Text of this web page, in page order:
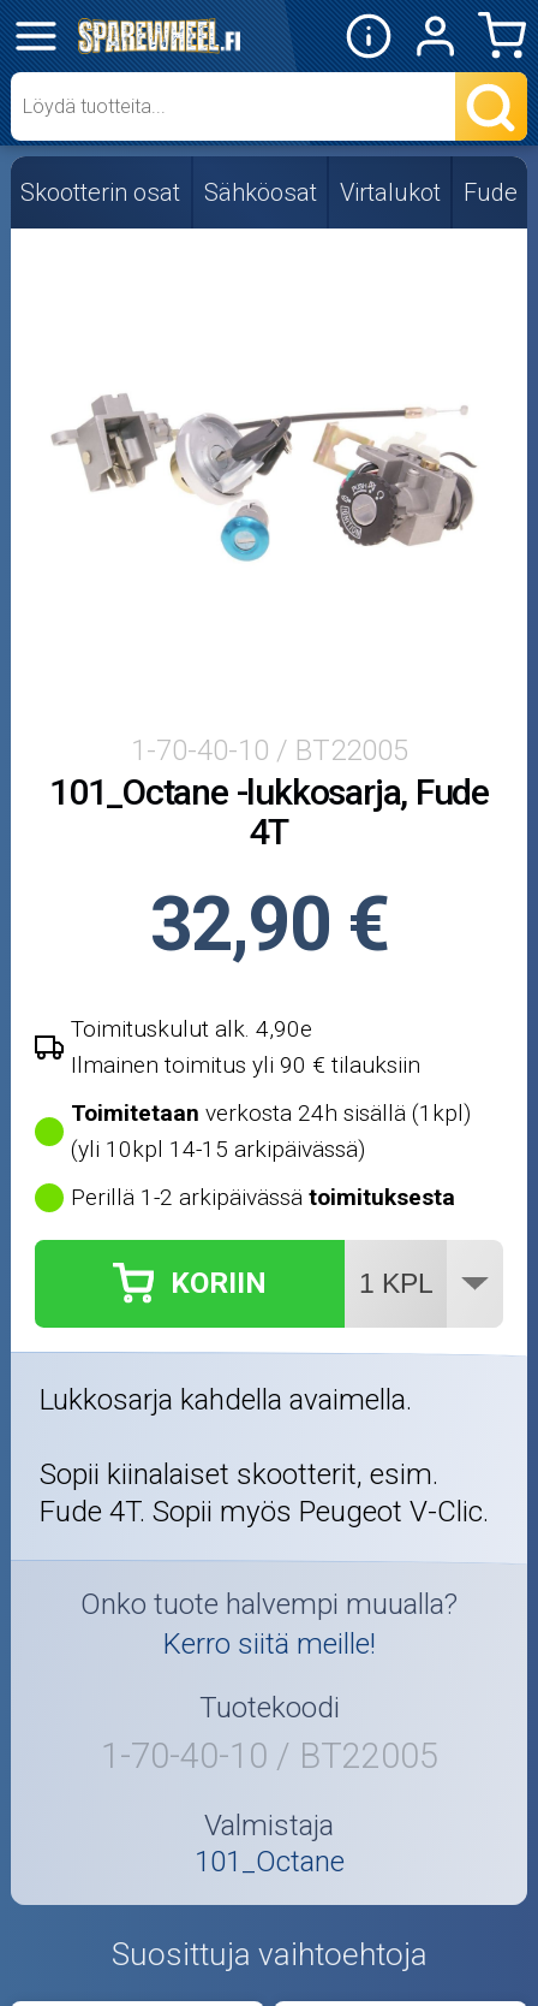
✕
Mopon osat
Skootterin osat
Crossipyörän osat
Mopoauton osat
Mönkijän osat
Puutarha ja metsä
Öljyt ja kemikaalit
Outlet-tuotteet
Skootterin osat Sähköosat Virtalukot Fude
1-70-40-10 / BT22005
101_Octane -lukkosarja, Fude
4T
32,90 €
Toimituskulut alk. 4,90e
Ilmainen toimitus yli 90 € tilauksiin
Toimitetaan verkosta 24h sisällä (1kpl)
(yli 10kpl 14-15 arkipäivässä)
Perillä 1-2 arkipäivässätoimituksesta
KORIIN
Lukkosarja kahdella avaimella.
Sopii kiinalaiset skootterit, esim.
Fude 4T. Sopii myös Peugeot V-Clic.
Onko tuote halvempi muualla?
Kerro siitä meille!
Tuotekoodi
1-70-40-10 / BT22005
Valmistaja
101_Octane
Suosittuja vaihtoehtoja